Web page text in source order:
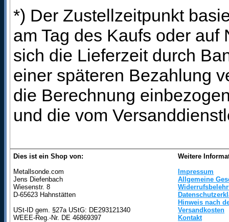
*) Der Zustellzeitpunkt
am Tag des Kaufs oder
sich die Lieferzeit durch
einer späteren Bezahlung
die Berechnung
und die vom
Dies ist ein Shop von:
Metallsonde.com
Jens Diefenbach
Wiesenstr. 8
D-65623 Hahnstätten
USt-ID gem. §27a UStG: DE293121340
WEEE-Reg.-Nr. DE 46869397
Weitere
Impressum
Allgemeine
Hinweis nach
Versandkosten
Kontakt